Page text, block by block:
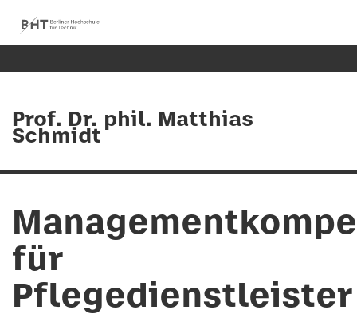
Prof. Dr. phil. Matthias
Schmidt
für
Pflegedienstleister